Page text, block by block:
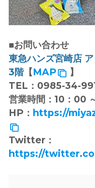
■お問い合わせ
東急ハンズ宮崎店
3階【MAP
】
TEL：0985-34-
営業時間：10：00
HP： https://
Twitter：
https://